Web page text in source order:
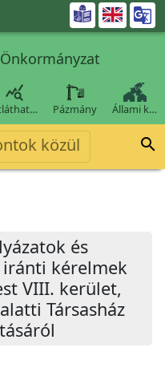


Pázmány Állami k…
közül 
és
iránti kérelmek
VIII. kerület,
Társasház